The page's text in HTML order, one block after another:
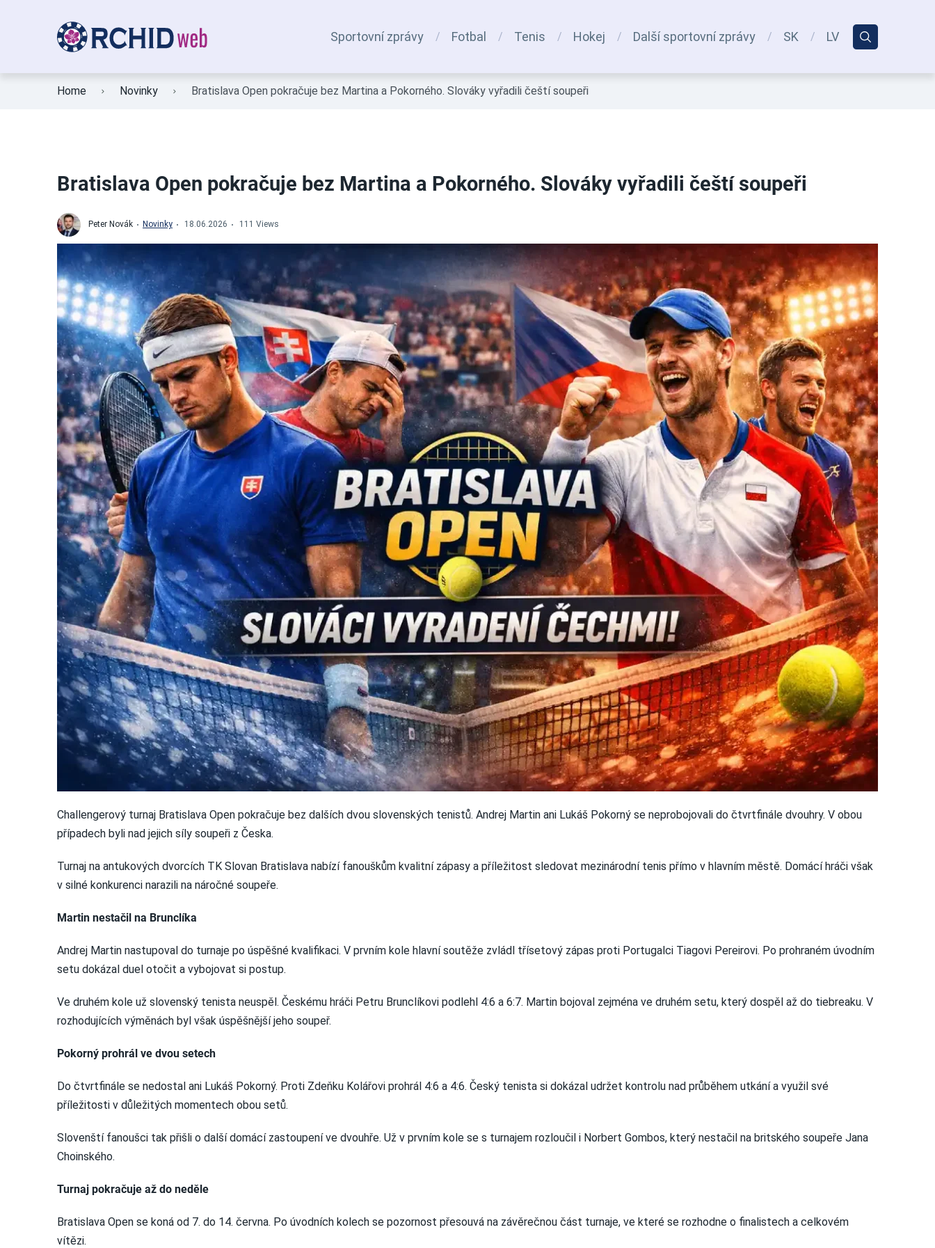
Sportovní zprávy Fotbal Tenis Hokej Další sportovní zprávy SK LV
Home Novinky Bratislava Open pokračuje bez Martina a Pokorného. Slováky vyřadili čeští soupeři
Bratislava Open pokračuje bez Martina a Pokorného. Slováky vyřadili čeští soupeři
Peter Novák Novinky 18.06.2026 111 Views
Challengerový turnaj Bratislava Open pokračuje bez dalších dvou slovenských tenistů. Andrej Martin ani Lukáš Pokorný se neprobojovali do čtvrtfinále dvouhry. V obou
případech byli nad jejich síly soupeři z Česka.
Turnaj na antukových dvorcích TK Slovan Bratislava nabízí fanouškům kvalitní zápasy a příležitost sledovat mezinárodní tenis přímo v hlavním městě. Domácí hráči však
v silné konkurenci narazili na náročné soupeře.
Martin nestačil na Brunclíka
Andrej Martin nastupoval do turnaje po úspěšné kvalifikaci. V prvním kole hlavní soutěže zvládl třísetový zápas proti Portugalci Tiagovi Pereirovi. Po prohraném úvodním
setu dokázal duel otočit a vybojovat si postup.
Ve druhém kole už slovenský tenista neuspěl. Českému hráči Petru Brunclíkovi podlehl 4:6 a 6:7. Martin bojoval zejména ve druhém setu, který dospěl až do tiebreaku. V
rozhodujících výměnách byl však úspěšnější jeho soupeř.
Pokorný prohrál ve dvou setech
Do čtvrtfinále se nedostal ani Lukáš Pokorný. Proti Zdeňku Kolářovi prohrál 4:6 a 4:6. Český tenista si dokázal udržet kontrolu nad průběhem utkání a využil své
příležitosti v důležitých momentech obou setů.
Slovenští fanoušci tak přišli o další domácí zastoupení ve dvouhře. Už v prvním kole se s turnajem rozloučil i Norbert Gombos, který nestačil na britského soupeře Jana
Choinského.
Turnaj pokračuje až do neděle
Bratislava Open se koná od 7. do 14. června. Po úvodních kolech se pozornost přesouvá na závěrečnou část turnaje, ve které se rozhodne o finalistech a celkovém
vítězi.